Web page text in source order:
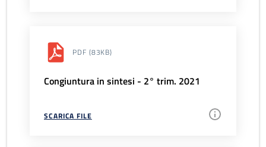
PDF (83KB)
Congiuntura in sintesi - 2° trim. 2021
SCARICA FILE